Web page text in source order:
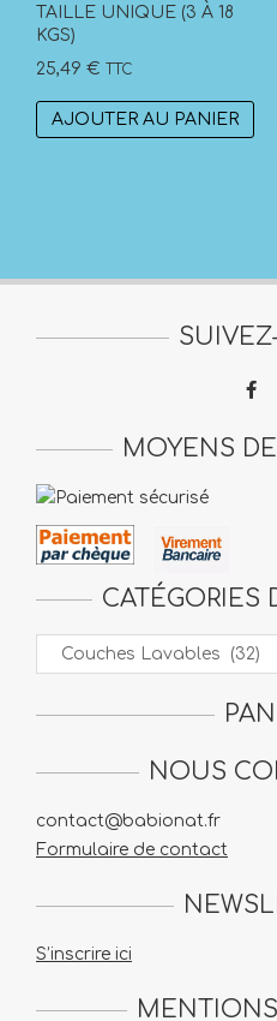
TAILLE UNIQUE (3 À 18
KGS)
25,49 € TTC
AJOUTER AU PANIER
MOYENS
CATÉGORIES
NOUS
contact@babionat.fr
Formulaire de contact
S’inscrire ici